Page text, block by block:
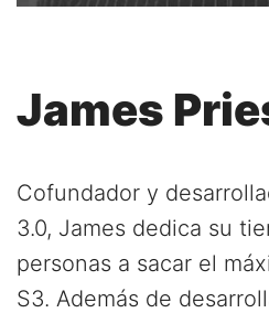
James
Cofundador y
3.0, James dedica su
personas a sacar el
S3. Además de